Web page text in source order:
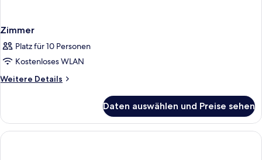
Zimmer
Platz für 10 Personen
Kostenloses WLAN
Weitere Details
Weitere
Daten auswählen und Preise sehen